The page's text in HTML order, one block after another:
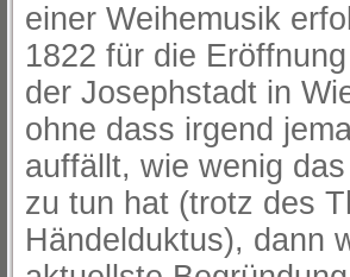
einer Weihemusik
1822 für die
der Josephstadt in
ohne dass irgend
auffällt, wie wenig
zu tun hat (trotz des
Händelduktus), dann